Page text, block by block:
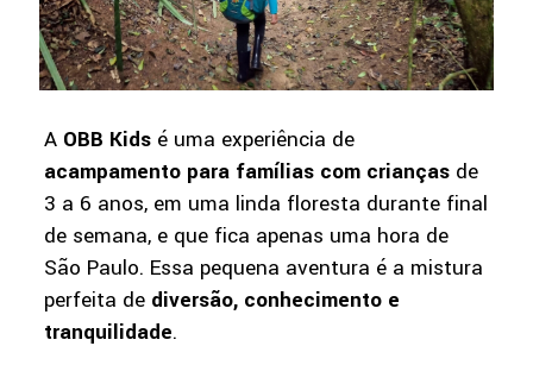
A OBB Kidsé uma experiência de
acampamento para famílias com criançasde
3 a 6 anos, em uma linda floresta durante final
de semana, e que fica apenas uma hora de
São Paulo. Essa pequena aventura é a mistura
perfeita de diversão, conhecimento e
tranquilidade.